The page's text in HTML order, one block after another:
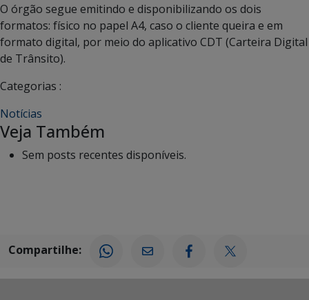
O órgão segue emitindo e disponibilizando os dois
formatos: físico no papel A4, caso o cliente queira e em
formato digital, por meio do aplicativo CDT (Carteira Digital
de Trânsito).
Categorias :
Notícias
Veja Também
Sem posts recentes disponíveis.
Compartilhe: